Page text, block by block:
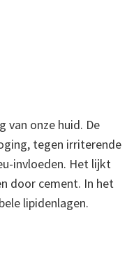
van onze huid. De
tegen irriterende
invloeden. Het lijkt
door cement. In het
lipidenlagen.